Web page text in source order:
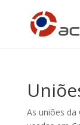
As uniões da